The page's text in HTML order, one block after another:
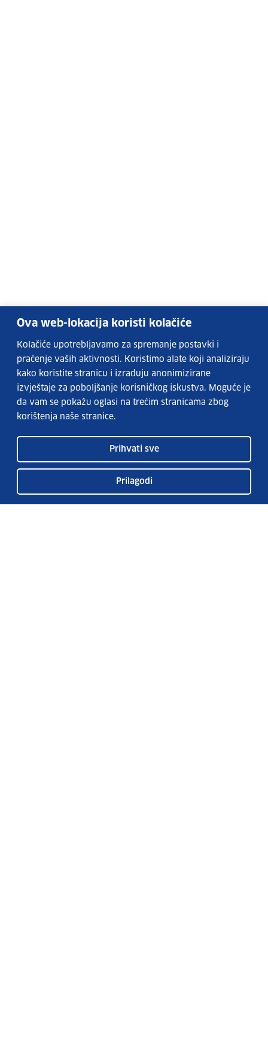
Ova web-lokacija koristi kolačiće
Kolačiće upotrebljavamo za spremanje postavki i
praćenje vaših aktivnosti. Koristimo alate koji analiziraju
kako koristite stranicu i izrađuju anonimizirane
izvještaje za poboljšanje korisničkog iskustva. Moguće je
da vam se pokažu oglasi na trećim stranicama zbog
korištenja naše stranice.
Prilagodi
Prihvati sve